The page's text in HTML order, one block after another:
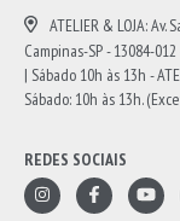
ATELIER & LOJA:
Campinas-SP - 13084-
| Sábado 10h às 13h -
Sábado: 10h às 13h.
REDES SOCIAIS